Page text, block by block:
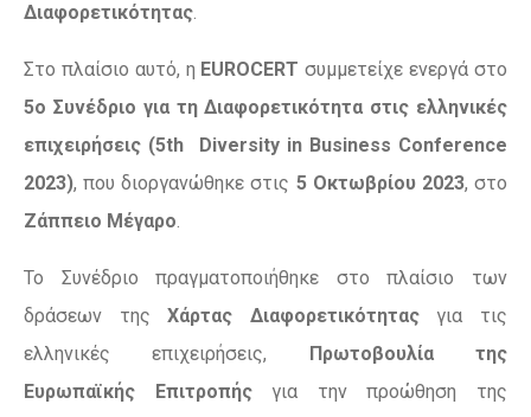
Διαφορετικότητας.
Στο πλαίσιο αυτό, η EUROCERT συμμετείχε ενεργά στο
5ο Συνέδριο για τη Διαφορετικότητα στις ελληνικές
επιχειρήσεις (5th Diversity in Business Conference
2023), που διοργανώθηκε στις 5 Οκτωβρίου 2023, στο
Ζάππειο Μέγαρο.
Το Συνέδριο πραγματοποιήθηκε στο πλαίσιο των
δράσεων τηςΧάρτας Διαφορετικότηταςγια τις
ελληνικές επιχειρήσεις, Πρωτοβουλία της
Ευρωπαϊκής Επιτροπήςγια την προώθηση της